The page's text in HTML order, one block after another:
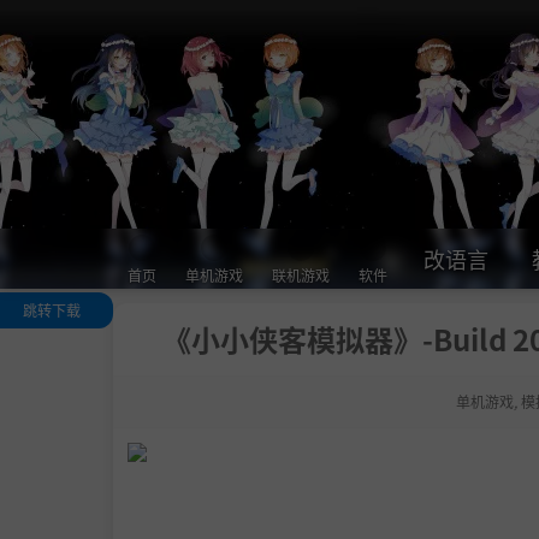
首页 单机游戏 联机游戏 软件
改语言
《小小侠客模拟器》-Build
单机游戏
跳转下载